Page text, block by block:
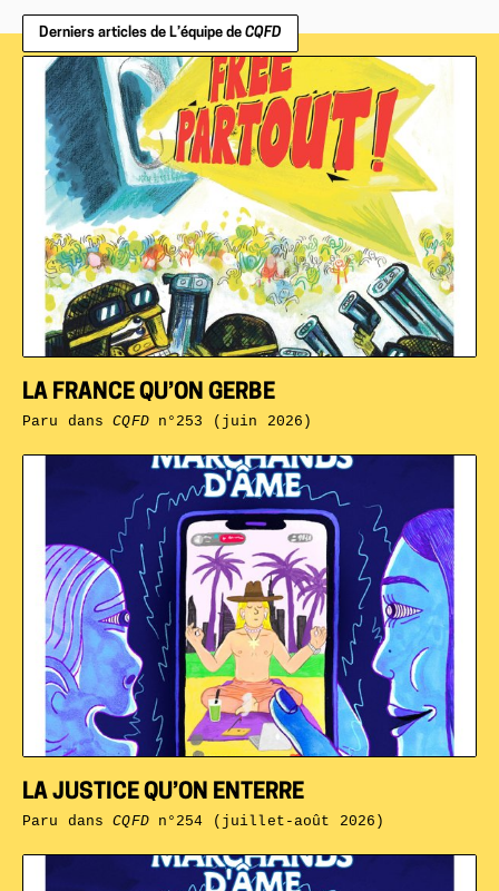
Derniers articles de L’équipe de CQFD
LA JUSTICE QU’ON ENTERRE
Paru dansCQFDn°254 (juillet-août 2026)
LA FRANCE QU’ON GERBE
Paru dansCQFDn°253 (juin 2026)